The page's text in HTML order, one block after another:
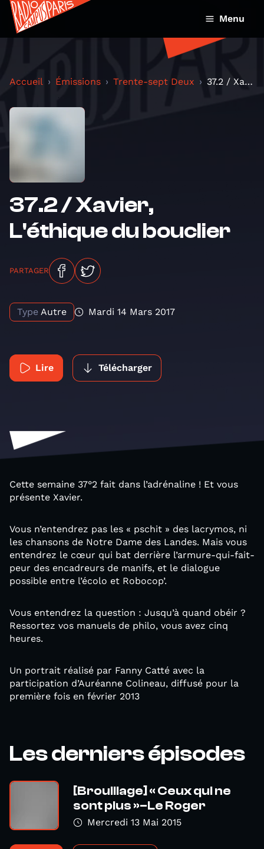
Menu
Accueil Émissions Trente-sept Deux 37.2 / Xavier, L'éthique du bouclier
37.2 / Xavier,
L'éthique du bouclier
PARTAGER
Type Autre Mardi 14 Mars 2017
Lire Télécharger
Cette semaine 37°2 fait dans l’adrénaline ! Et vous
présente Xavier.
Vous n’entendrez pas les « pschit » des lacrymos, ni
les chansons de Notre Dame des Landes. Mais vous
entendrez le cœur qui bat derrière l’armure-qui-fait-
peur des encadreurs de manifs, et le dialogue
possible entre l’écolo et Robocop’.
Vous entendrez la question : Jusqu’à quand obéir ?
Ressortez vos manuels de philo, vous avez cinq
heures.
Un portrait réalisé par Fanny Catté avec la
participation d’Auréanne Colineau, diffusé pour la
première fois en février 2013
Les derniers épisodes
[Brouillage] « Ceux qui ne
sont plus »–Le Roger
Mercredi 13 Mai 2015